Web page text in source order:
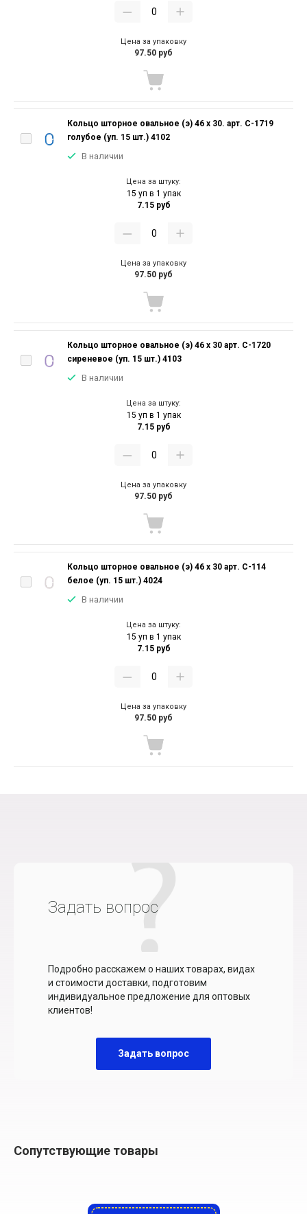
Цена за упаковку
97.50 руб
Кольцо шторное овальное (э) 46 х 30. арт. С-1719
голубое (уп. 15 шт.) 4102
В наличии
Цена за штуку:
15 уп в 1 упак
7.15 руб
Цена за упаковку
97.50 руб
Кольцо шторное овальное (э) 46 х 30 арт. С-1720
сиреневое (уп. 15 шт.) 4103
В наличии
Цена за штуку:
15 уп в 1 упак
7.15 руб
Цена за упаковку
97.50 руб
Кольцо шторное овальное (э) 46 х 30 арт. С-114
белое (уп. 15 шт.) 4024
В наличии
Цена за штуку:
15 уп в 1 упак
7.15 руб
Цена за упаковку
97.50 руб
Задать вопрос
Подробно расскажем о наших товарах, видах
и стоимости доставки, подготовим
индивидуальное предложение для оптовых
клиентов!
Задать вопрос
Сопутствующие товары